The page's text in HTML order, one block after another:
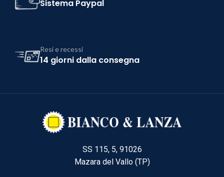
Sistema Paypal
Resi e recessi
14 giorni dalla consegna
SS 115, 5, 91026
Mazara del Vallo (TP)